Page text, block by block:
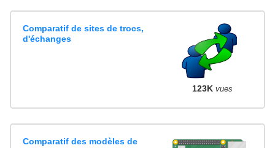
Comparatif de sites de trocs,
d'échanges
123K vues
Comparatif des modèles de